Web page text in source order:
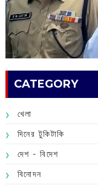
CATEGORY
খেলা
দিনের টুকিটাকি
দেশ - বিদেশ
বিনোদন